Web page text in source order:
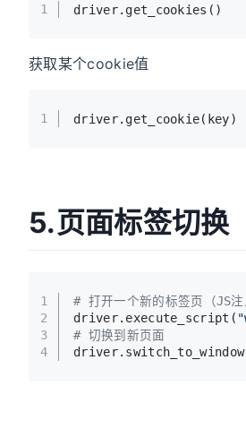
1 driver.get_cookies()
获取某个cookie值
1 driver.get_cookie(key)
5.页面标签切换
1
2
3
4
# 打开一个新的标签页（JS注
driver.execute_script(
# 切换到新页面